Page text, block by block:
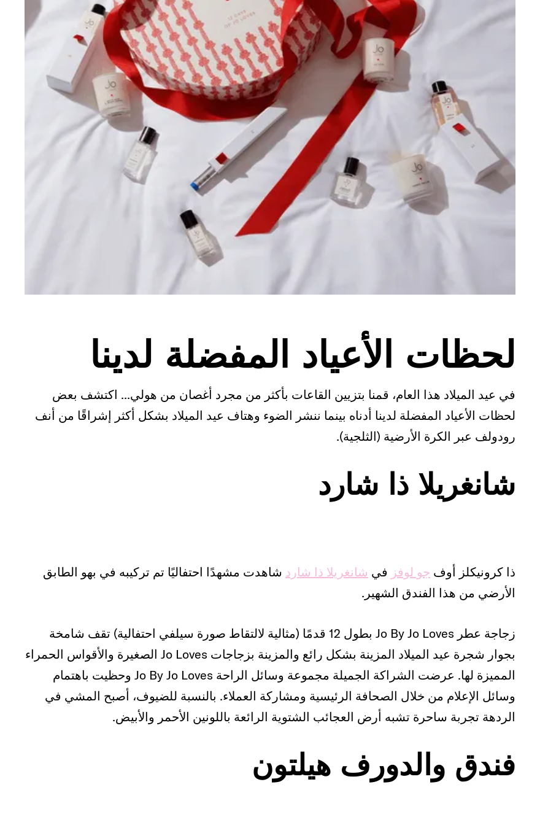
لحظات الأعياد المفضلة لدينا
في عيد الميلاد هذا العام، قمنا بتزيين القاعات بأكثر من مجرد أغصان من هولي... اكتشف بعض
لحظات الأعياد المفضلة لدينا أدناه بينما ننشر الضوء وهتاف عيد الميلاد بشكل أكثر إشراقًا من أنف
رودولف عبر الكرة الأرضية (الثلجية).
شانغريلا ذا شارد
ذا كرونيكلز أوف جو لوفز في شانغريلا ذا شارد شاهدت مشهدًا احتفاليًا تم تركيبه في بهو الطابق
الأرضي من هذا الفندق الشهير.
زجاجة عطر Jo By Jo Loves بطول 12 قدمًا (مثالية لالتقاط صورة سيلفي احتفالية) تقف شامخة
بجوار شجرة عيد الميلاد المزينة بشكل رائع والمزينة بزجاجات Jo Loves الصغيرة والأقواس الحمراء
المميزة لها. عرضت الشراكة الجميلة مجموعة وسائل الراحة Jo By Jo Loves وحظيت باهتمام
وسائل الإعلام من خلال الصحافة الرئيسية ومشاركة العملاء. بالنسبة للضيوف، أصبح المشي في
الردهة تجربة ساحرة تشبه أرض العجائب الشتوية الرائعة باللونين الأحمر والأبيض.
فندق والدورف هيلتون